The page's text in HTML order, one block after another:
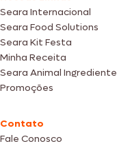
Seara Internacional
Seara Food Solutions
Seara Kit Festa
Minha Receita
Seara Animal
Promoções
Contato
Fale Conosco